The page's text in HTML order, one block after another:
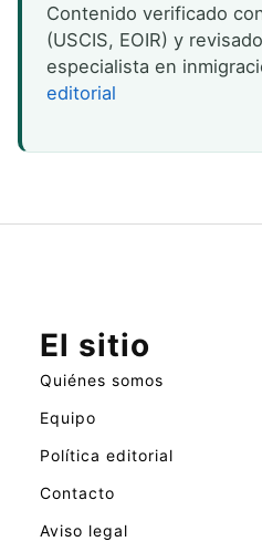
Contenido verificado
(USCIS, EOIR) y
especialista en
editorial
El sitio
Quiénes somos
Equipo
Política editorial
Contacto
Aviso legal